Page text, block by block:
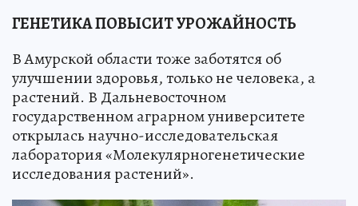
ГЕНЕТИКА ПОВЫСИТ УРОЖАЙНОСТЬ
В Амурской области тоже заботятся об
улучшении здоровья, только не человека, а
растений. В Дальневосточном
государственном аграрном университете
открылась научно-исследовательская
лаборатория «Молекулярногенетические
исследования растений».